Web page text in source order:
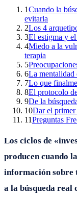
1Cuando la
evitarla
2Los 4
3El estigma y
4Miedo a la
terapia
5
6La mentalidad
7Lo que
8El protocolo
9De la
10Dar el primer
11Preguntas
Los ciclos de
producen cuando
información sobre
a la búsqueda real